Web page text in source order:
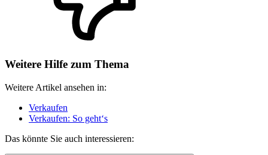
Weitere Hilfe zum Thema
Weitere Artikel ansehen in:
Verkaufen
Verkaufen: So geht‘s
Das könnte Sie auch interessieren: